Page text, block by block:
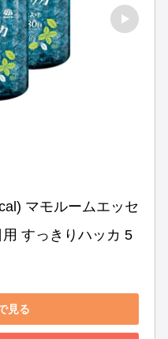
マモルームエッセ
すっきりハッカ 5
見る